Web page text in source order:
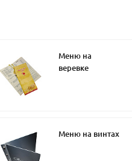
Меню на
веревке
Меню на винтах